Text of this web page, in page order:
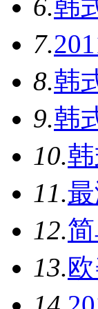
6.韩
7.
8.韩
9.韩
10.
11.
12.
13.